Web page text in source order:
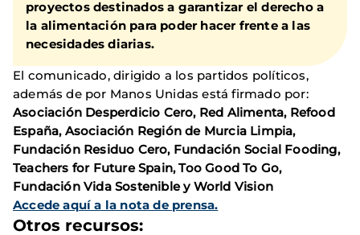
proyectos destinados a garantizar el derecho a
la alimentación para poder hacer frente a las
necesidades diarias.
El comunicado, dirigido a los partidos políticos,
además de por Manos Unidas está firmado por:
Asociación Desperdicio Cero, Red Alimenta, Refood
España, Asociación Región de Murcia Limpia,
Fundación Residuo Cero, Fundación Social Fooding,
Teachers for Future Spain, Too Good To Go,
Fundación Vida Sostenible y World Vision
Accede aquí a la nota de prensa.
Otros recursos: